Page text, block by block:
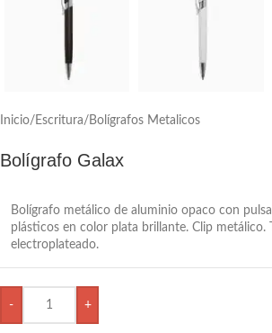
Inicio/ Escritura/ Bolígrafos Metalicos
Bolígrafo Galax
Bolígrafo metálico de aluminio opaco con
plásticos en color plata brillante. Clip metálico.
electroplateado.
- +